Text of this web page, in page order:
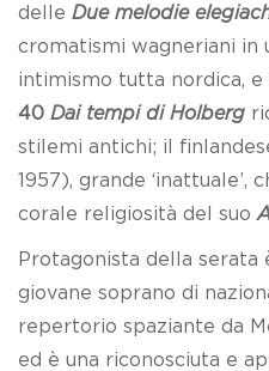
delle Due melodie
cromatismi wagneriani in
intimismo tutta nordica,
40 Dai tempi di Holberg
stilemi antichi; il
1957), grande ‘inattuale’,
corale religiosità del suo
Protagonista della serata
giovane soprano di
repertorio spaziante da
ed è una riconosciuta e